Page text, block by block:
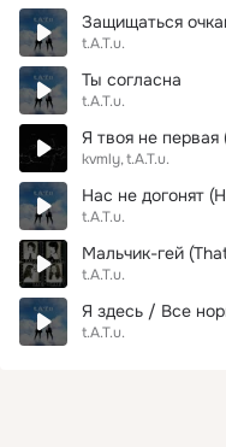
t.A.T.u.
Ты согласна
t.A.T.u.
Я твоя не первая
kvmly t.A.T.u.
Нас не догонят
t.A.T.u.
Мальчик-гей
t.A.T.u.
Я здесь / Все
t.A.T.u.